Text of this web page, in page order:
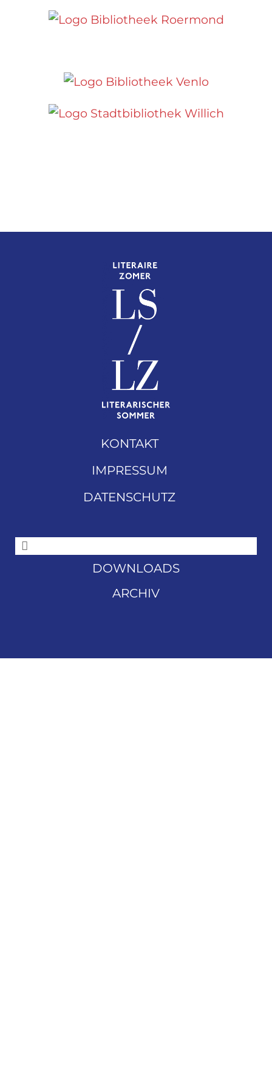
KONTAKT
IMPRESSUM
DATENSCHUTZ
DOWNLOADS
ARCHIV